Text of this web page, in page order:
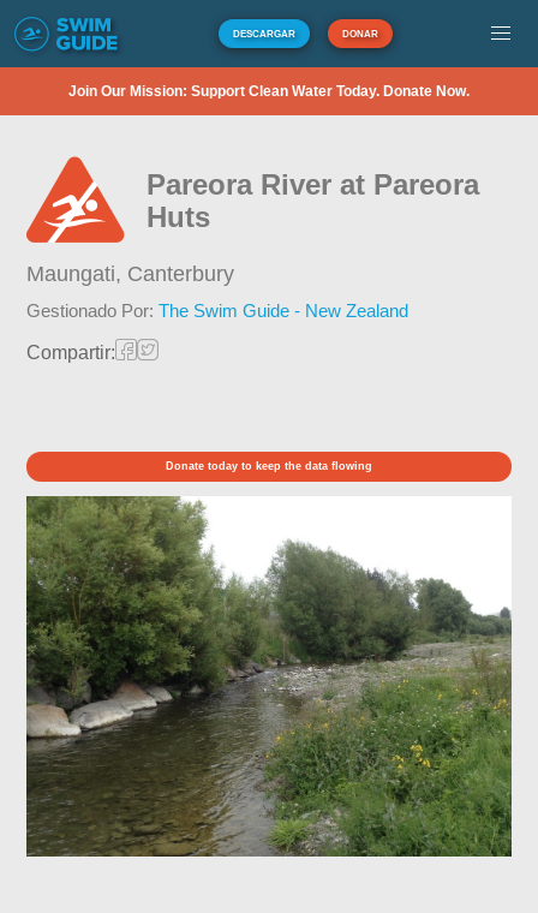
DESCARGAR DONAR
Join Our Mission: Support Clean Water Today. Donate Now.
Pareora River at Pareora
Huts
Maungati, Canterbury
Gestionado Por:The Swim Guide - New Zealand
Compartir:
Donate today to keep the data flowing